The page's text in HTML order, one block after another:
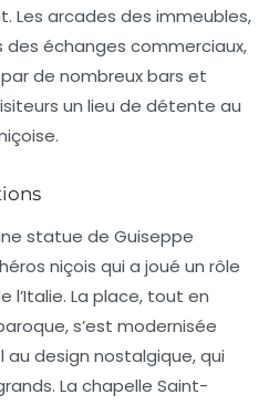
Les arcades des immeubles,
échanges commerciaux,
de nombreux bars et
un lieu de détente au
statue de Guiseppe
niçois qui a joué un rôle
l’Italie. La place, tout en
s’est modernisée
au design nostalgique, qui
La chapelle Saint-